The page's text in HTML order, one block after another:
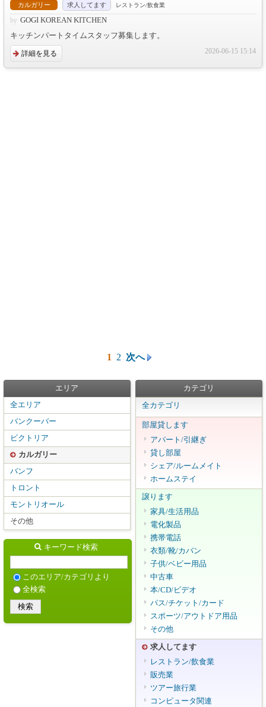
カルガリー 求人してます レストラン/飲食業
GOGI KOREAN KITCHEN
キッチンパートタイムスタッフ募集します。
詳細を見る 2026-06-15 15:14
1 2 次へ
エリア
全エリア
バンクーバー
ビクトリア
カルガリー
バンフ
トロント
モントリオール
その他
カテゴリ
全カテゴリ
部屋貸します
アパート/引継ぎ
貸し部屋
シェア/ルームメイト
ホームステイ
譲ります
家具/生活用品
電化製品
携帯電話
衣類/靴/カバン
子供/ベビー用品
中古車
本/CD/ビデオ
パス/チケット/カード
スポーツ/アウトドア用品
その他
求人してます
レストラン/飲食業
販売業
ツアー旅行業
コンピュータ関連
キーワード検索
このエリア/カテゴリより
全検索